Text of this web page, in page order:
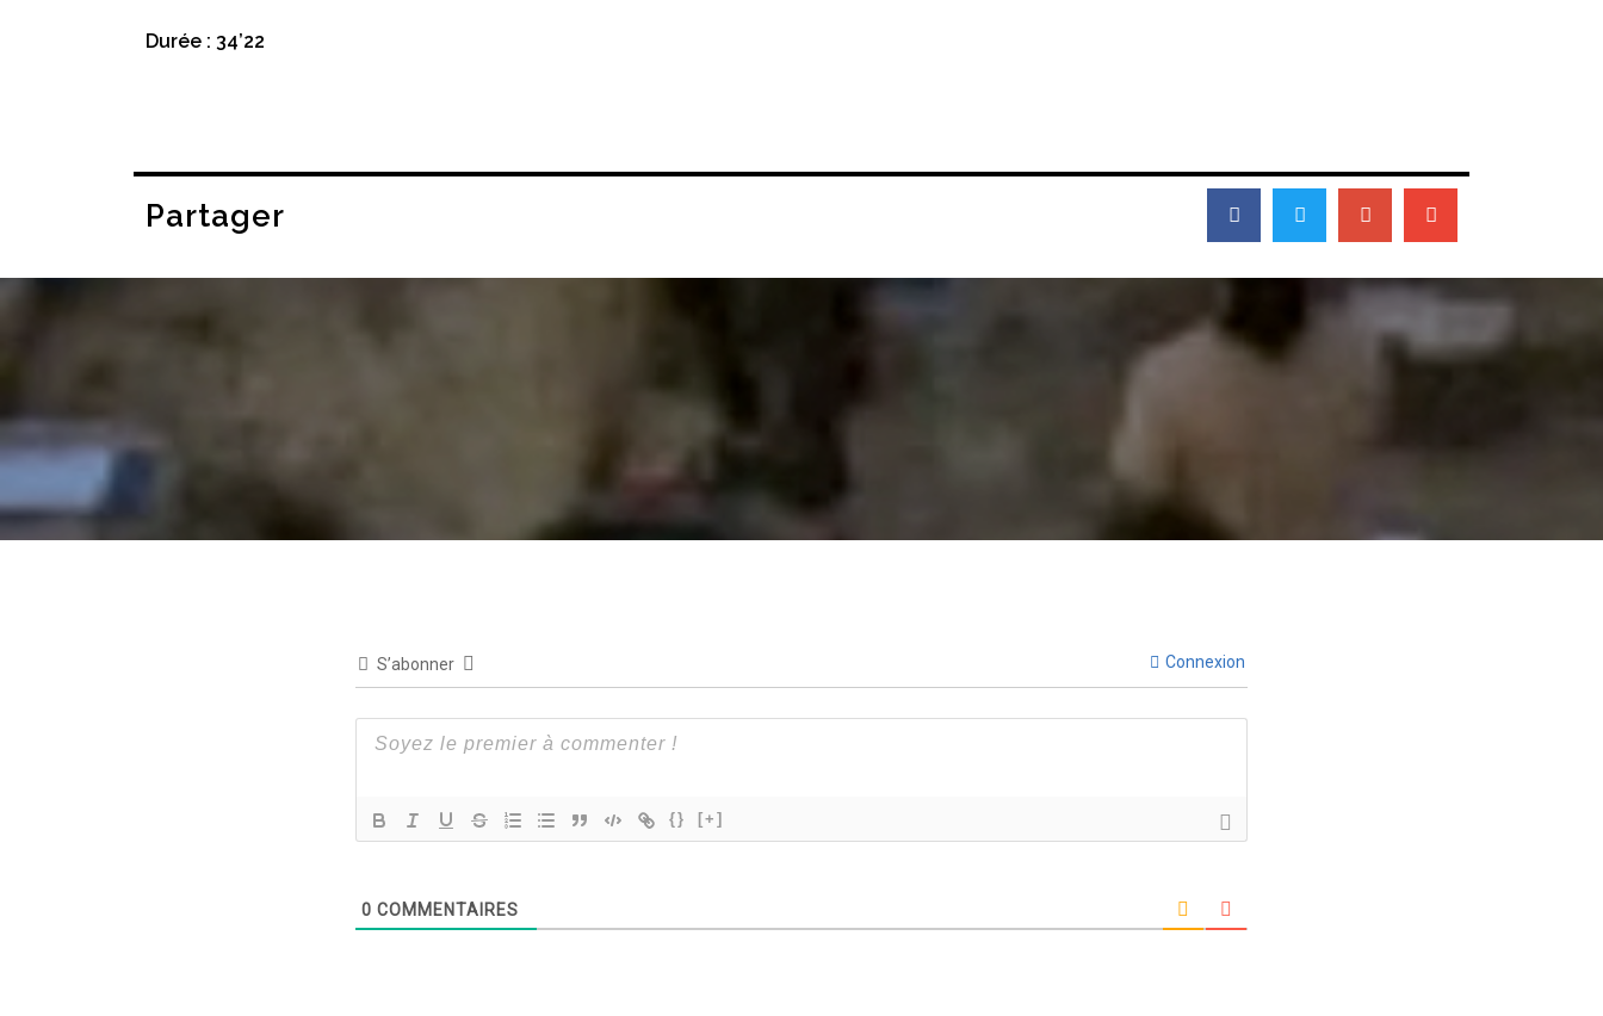
Durée : 34’22
Partager
S’abonner Connexion
{} [+]
0 COMMENTAIRES